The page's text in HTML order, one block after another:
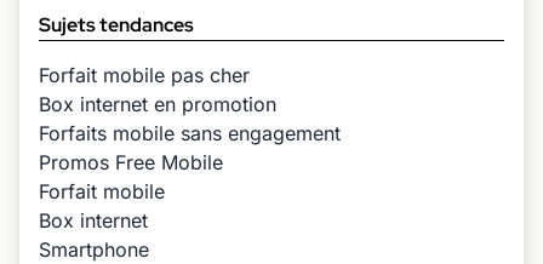
Sujets tendances
Forfait mobile pas cher
Box internet en promotion
Forfaits mobile sans engagement
Promos Free Mobile
Forfait mobile
Box internet
Smartphone